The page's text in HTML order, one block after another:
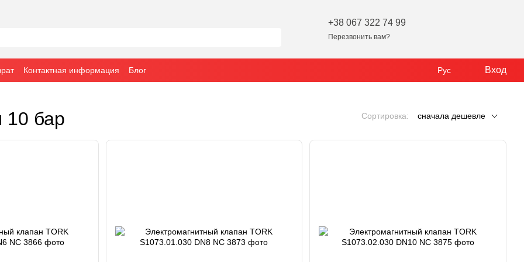
+38 067 322 74 99
Перезвонить вам?
Контактная информация Блог Рус Вход
10 бар Сортировка: сначала дешевле